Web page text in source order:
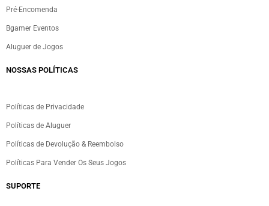
Pré-Encomenda
Bgamer Eventos
Aluguer de Jogos
NOSSAS POLÍTICAS
Políticas de Privacidade
Políticas de Aluguer
Políticas de Devolução & Reembolso
Políticas Para Vender Os Seus Jogos
SUPORTE